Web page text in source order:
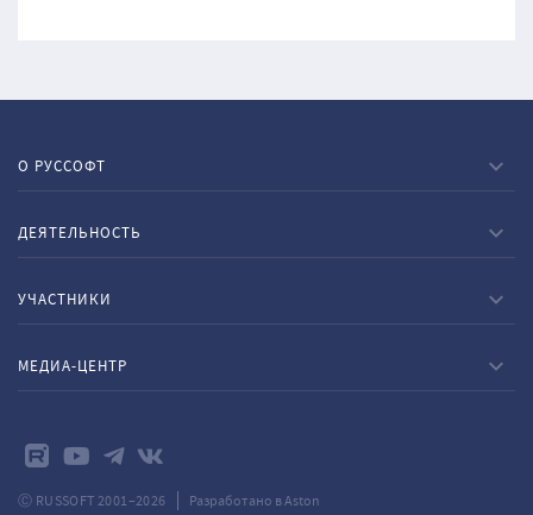
О РУССОФТ
ДЕЯТЕЛЬНОСТЬ
УЧАСТНИКИ
МЕДИА-ЦЕНТР
Ⓒ RUSSOFT 2001–2026 Разработано в Aston